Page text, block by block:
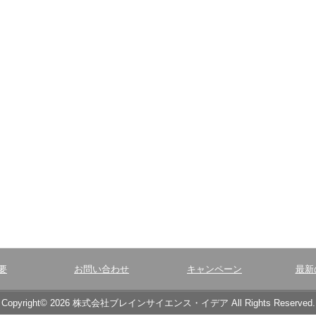
お問い合わせ キャンペーン 最新
Copyright© 2026 株式会社ブレインサイエンス・イデア All Rights Reserved.